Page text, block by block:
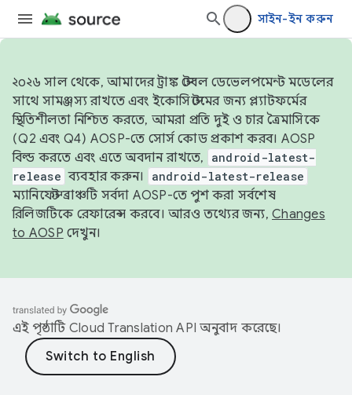
সাইন-ইন করুন
২০২৬ সাল থেকে, আমাদের ট্রাঙ্ক স্টেবল ডেভেলপমেন্ট মডেলের
সাথে সামঞ্জস্য রাখতে এবং ইকোসিস্টেমের জন্য প্ল্যাটফর্মের
স্থিতিশীলতা নিশ্চিত করতে, আমরা প্রতি দুই ও চার ত্রৈমাসিকে
(Q2 এবং Q4) AOSP-তে সোর্স কোড প্রকাশ করব। AOSP
বিল্ড করতে এবং এতে অবদান রাখতে,
android-latest-
release ব্যবহার করুন। android-latest-release
ম্যানিফেস্ট ব্রাঞ্চটি সর্বদা AOSP-তে পুশ করা সর্বশেষ
রিলিজটিকে রেফারেন্স করবে। আরও তথ্যের জন্য, Changes
to AOSP দেখুন।
এই পৃষ্ঠাটি Cloud Translation API অনুবাদ করেছে।